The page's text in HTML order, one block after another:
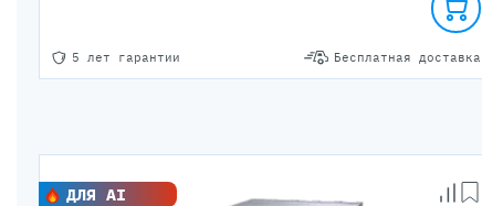
5 лет гарантии Бесплатная доставка
ДЛЯ AI